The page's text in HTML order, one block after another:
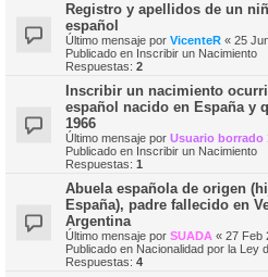
Registro y apellidos de un
español
Último mensaje por VicenteR « 25
Publicado en Inscribir un Nacimiento
Respuestas: 2
Inscribir un nacimiento
español nacido en España y
1966
Último mensaje por Usuario borrado
Publicado en Inscribir un Nacimiento
Respuestas: 1
Abuela española de origen
España), padre fallecido en
Argentina
Último mensaje por SUADA « 27 Feb
Publicado en Nacionalidad por la Ley
Respuestas: 4